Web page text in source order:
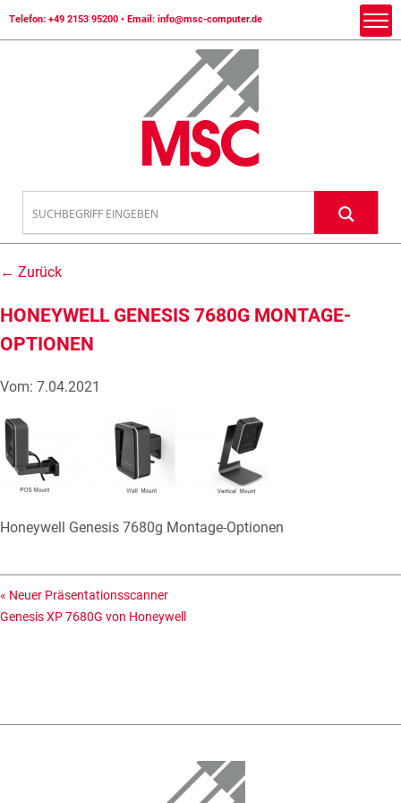
Telefon: +49 2153 95200 • Email: info@msc-computer.de
← Zurück
HONEYWELL GENESIS 7680G MONTAGE-
OPTIONEN
Vom: 7.04.2021
Honeywell Genesis 7680g Montage-Optionen
« Neuer Präsentationsscanner
Genesis XP 7680G von Honeywell